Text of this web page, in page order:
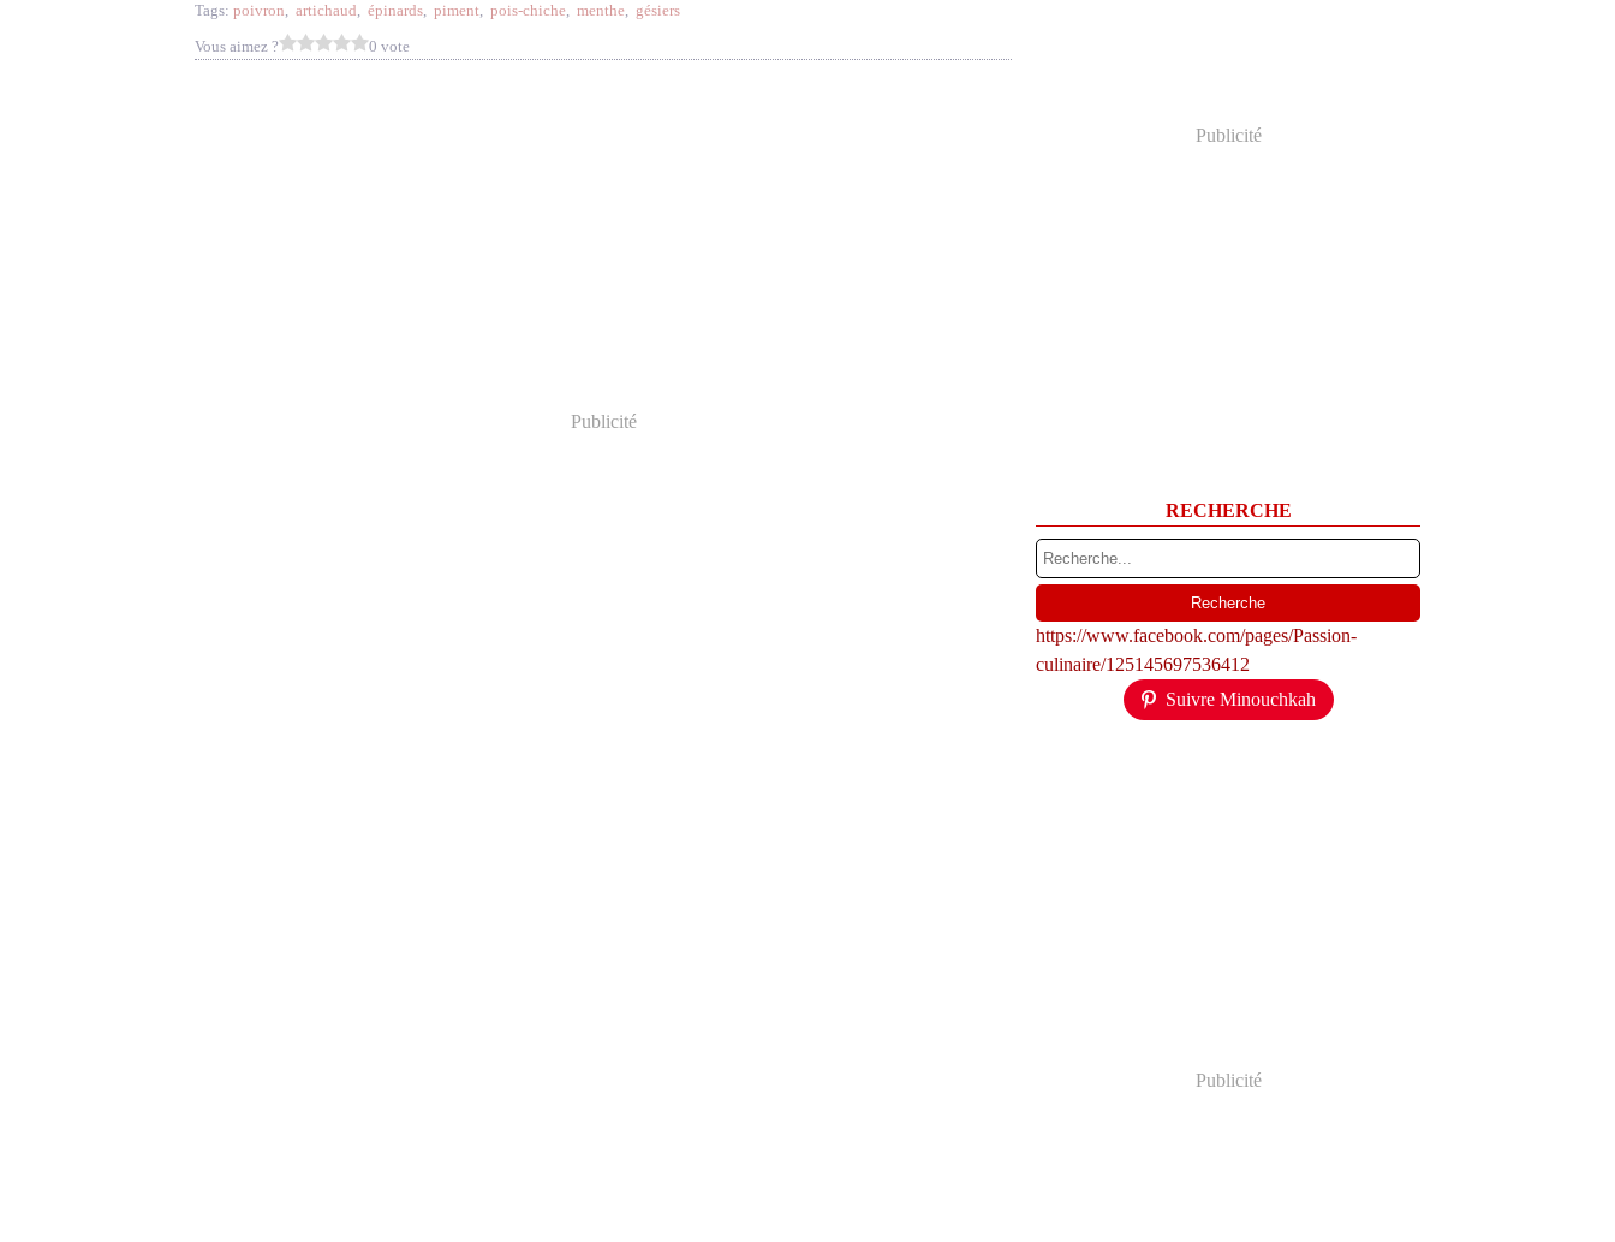
Tags: poivron, artichaud, épinards, piment, pois-chiche, menthe, gésiers
Vous aimez ?
0 vote
Publicité
Publicité
RECHERCHE
https://www.facebook.com/pages/Passion-
culinaire/125145697536412
Suivre Minouchkah
Publicité